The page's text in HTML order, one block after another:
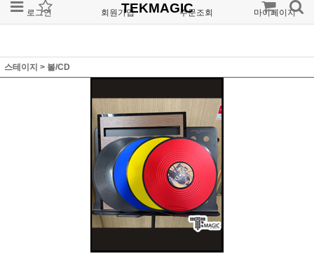
로그인 회원가입 주문조회 마이페이지
TEKMAGIC
스테이지 > 볼/CD